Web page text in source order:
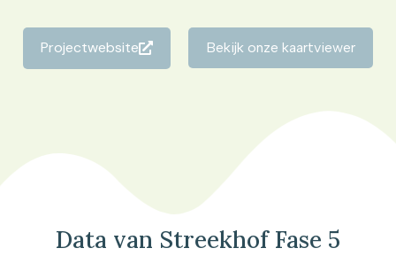
Projectwebsite Bekijk onze kaartviewer
Data van Streekhof Fase 5